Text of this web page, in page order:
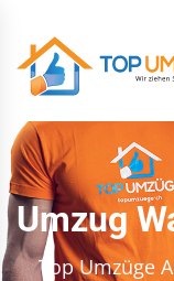
Umzug
Top Umzüge